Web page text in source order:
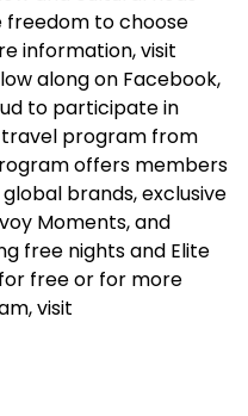
freedom to choose
information, visit
along on Facebook,
to participate in
program from
offers members
brands, exclusive
Moments, and
free nights and Elite
free or for more
visit